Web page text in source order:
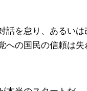
話を怠り、あるい
への国民の信頼は失